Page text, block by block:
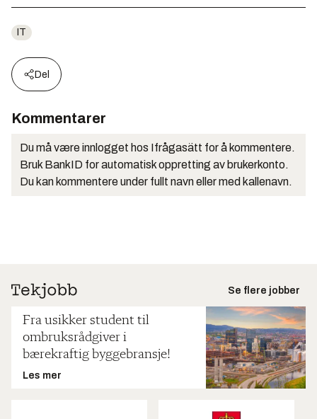
IT
Del
Kommentarer
Du må være innlogget hos Ifrågasätt for å kommentere.
Bruk BankID for automatisk oppretting av brukerkonto.
Du kan kommentere under fullt navn eller med kallenavn.
Se flere jobber
Fra usikker student til
ombruksrådgiver i
bærekraftig byggebransje!
Les mer